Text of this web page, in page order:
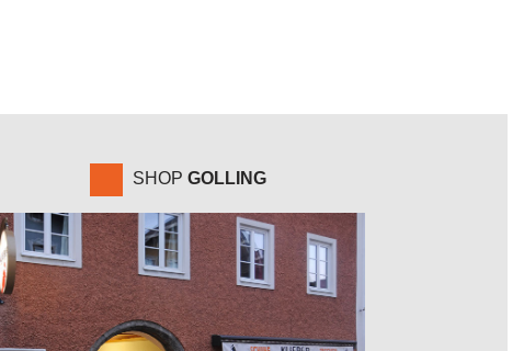
SHOP GOLLING